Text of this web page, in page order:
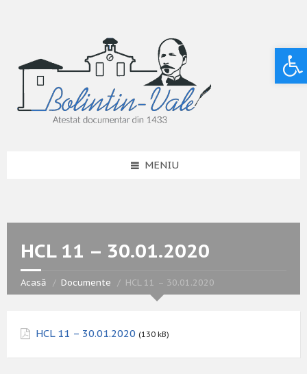
MENIU
HCL 11 – 30.01.2020
Acasă Documente HCL 11 – 30.01.2020
HCL 11 – 30.01.2020 (130 kB)
Deschide bara de unelte